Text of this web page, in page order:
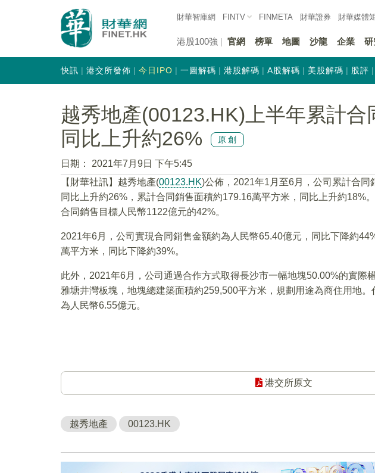
財華智庫網 FINTV FINMETA 財華證券 財華媒體
港股100強 官網 榜單 地圖 沙龍 企業 研
快訊 港交所發佈 今日IPO 一圖解碼 港股解碼 A股解碼 美股解碼 股評
越秀地產(00123.HK)上半年累計合
同比上升約26%
原創
日期：
2021年7月9日 下午5:45
【財華社訊】越秀地產(00123.HK)公佈，2021年1月至6月，公司累計合同
同比上升約26%，累計合同銷售面積約179.16萬平方米，同比上升約18%
合同銷售目標人民幣1122億元的42%。
2021年6月，公司實現合同銷售金額約為人民幣65.40億元，同比下降約
萬平方米，同比下降約39%。
此外，2021年6月，公司通過合作方式取得長沙市一幅地塊50.00%的實際
雅塘井灣板塊，地塊總建築面積約259,500平方米，規劃用途為商住用地
為人民幣6.55億元。
港交所原文
越秀地產 00123.HK